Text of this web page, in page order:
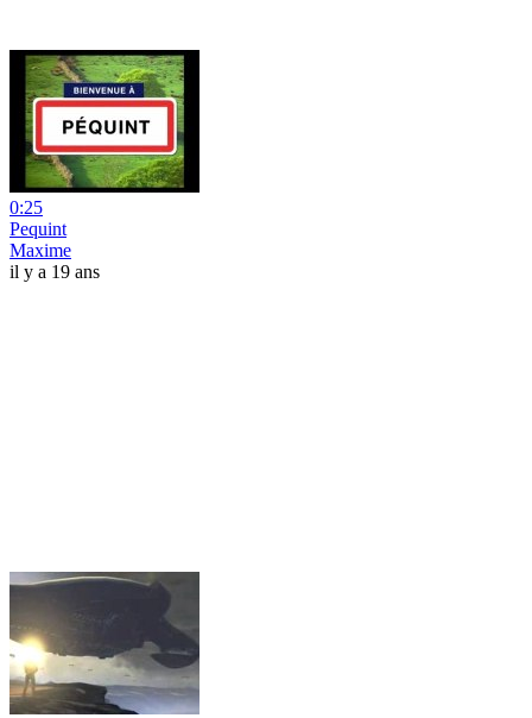
0:25
Pequint
Maxime
il y a 19 ans